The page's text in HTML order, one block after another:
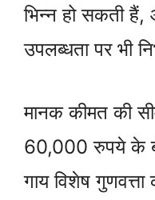
भिन्न हो सकती
उपलब्धता पर भी
मानक कीमत की
60,000 रुपये के
गाय विशेष